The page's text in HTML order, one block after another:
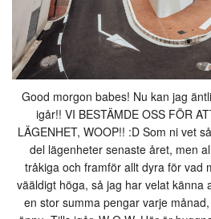
Good morgon babes! Nu kan jag
igår!! VI BESTÄMDE OSS FÖR
LÄGENHET, WOOP!! :D Som ni vet
del lägenheter senaste året, men
tråkiga och framför allt dyra för
vääldigt höga, så jag har velat känna
en stor summa pengar varje